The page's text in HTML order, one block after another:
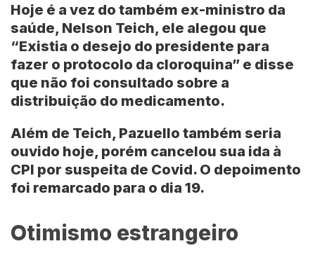
Hoje é a vez do também ex-ministro da
saúde, Nelson Teich, ele alegou que
“Existia o desejo do presidente para
fazer o protocolo da cloroquina” e disse
que não foi consultado sobre a
distribuição do medicamento.
Além de Teich, Pazuello também seria
ouvido hoje, porém cancelou sua ida à
CPI por suspeita de Covid. O depoimento
foi remarcado para o dia 19.
Otimismo estrangeiro